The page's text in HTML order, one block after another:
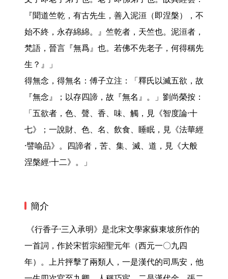
『聞道竺乾，有古先生，善入泥洹（即涅槃），不
始不終，永存綿綿。』竺乾者，天竺也。泥洹者，
梵語，晉言『無爲』也。若佛不先老子，何得稱先
生？』」
得無念，得無名：傅子立注：「釋氏以滅五欲，故
『無念』；以存四諦，故『無名』。」劉尚榮按：
「五欲者，色、聲、香、味、觸，見《智度論·十
七》；一說財、色、名、飲食、睡眠，見《法華經
·譬喻品》。四諦者，苦、集、滅、道，見《大般
涅槃經·十二》。」
簡介
一首詞，作於宋哲宗紹聖元年（西元一〇九四
年）。上片抨擊了兩類人，一是漢代的司馬安，他